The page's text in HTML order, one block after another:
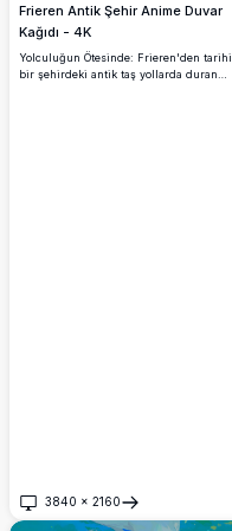
Frieren Antik Şehir Anime Duvar
Kağıdı - 4K
Yolculuğun Ötesinde: Frieren'den tarihi
bir şehirdeki antik taş yollarda duran
3840 × 2160
Aç